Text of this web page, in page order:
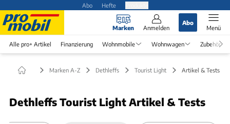
Abo Hefte
Marken Anmelden
Abo
Menü
Alle pro+ Artikel Finanzierung Wohnmobile Wohnwagen Zubehör
Marken A-Z Dethleffs Tourist Light Artikel & Tests
Dethleffs Tourist Light Artikel & Tests